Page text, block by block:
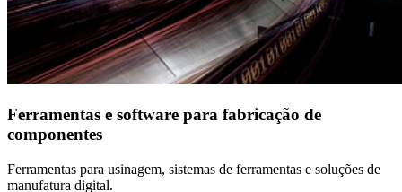
Ferramentas e software para fabricação de
componentes
Ferramentas para usinagem, sistemas de ferramentas e soluções de
manufatura digital.